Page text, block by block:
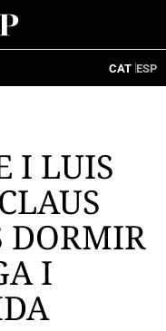
CAT ESP
I LUIS
DORMIR
I